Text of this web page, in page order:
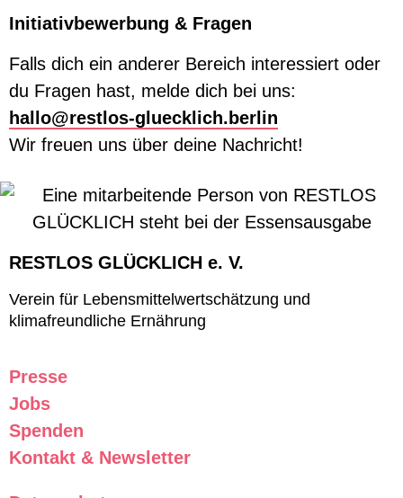
Initiativbewerbung & Fragen
Falls dich ein anderer Bereich interessiert oder
du Fragen hast, melde dich bei uns:
hallo@restlos-gluecklich.berlin
Wir freuen uns über deine Nachricht!
RESTLOS GLÜCKLICH e. V.
Verein für Lebensmittelwertschätzung und
klimafreundliche Ernährung
Presse
Jobs
Spenden
Kontakt & Newsletter